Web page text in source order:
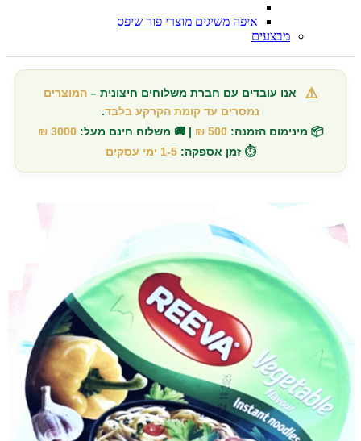
איפה משיגים מוצרי פור שיפס
מבצעים
⚠️ אנו עובדים עם חברת משלוחים חיצונית –המוצרים
נמסרים עד קומת הקרקע בלבד.
📦 מינימום הזמנה: 500 ₪ | 🚚 משלוח חינם מעל: 3000 ₪
⏱️ זמן אספקה: 1-5 ימי עסקים